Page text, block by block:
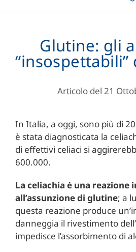
Glutine: gli
“insospettabili”
Articolo del 21
In Italia, a oggi, sono più di
è stata diagnosticata la
di effettivi celiaci si
600.000.
La celiachia è una reazione
all’assunzione di glutine; a
questa reazione produce
danneggia il rivestimento
impedisce l’assorbimento di